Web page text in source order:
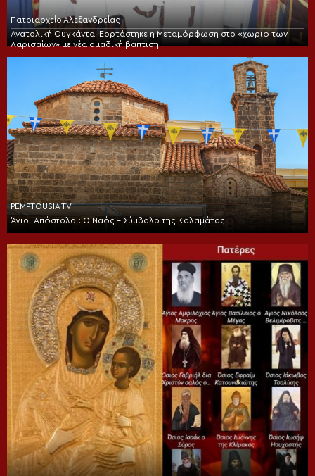
Πατριαρχείο Αλεξανδρείας
Ανατολική Ουγκάντα: Εορτάστηκε η Μεταμόρφωση στο «χωριό των
Λαρισαίων» με νέα ομαδική βάπτιση
PEMPTOUSIA TV
Άγιοι Απόστολοι: Ο Ναός – Σύμβολο της Καλαμάτας